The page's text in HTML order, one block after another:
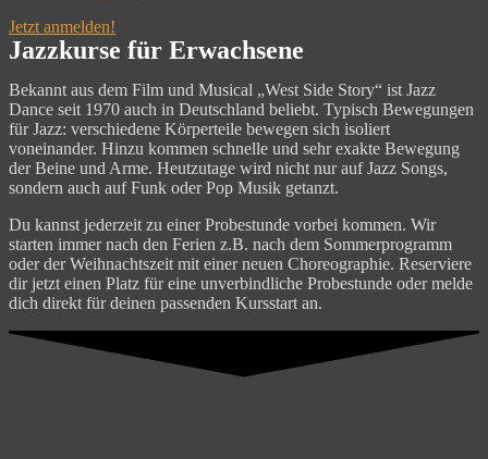
Jetzt anmelden!
Jazzkurse für Erwachsene
Bekannt aus dem Film und Musical „West Side Story“ ist Jazz
Dance seit 1970 auch in Deutschland beliebt. Typisch Bewegungen
für Jazz: verschiedene Körperteile bewegen sich isoliert
voneinander. Hinzu kommen schnelle und sehr exakte Bewegung
der Beine und Arme. Heutzutage wird nicht nur auf Jazz Songs,
sondern auch auf Funk oder Pop Musik getanzt.
Du kannst jederzeit zu einer Probestunde vorbei kommen. Wir
starten immer nach den Ferien z.B. nach dem Sommerprogramm
oder der Weihnachtszeit mit einer neuen Choreographie. Reserviere
dir jetzt einen Platz für eine unverbindliche Probestunde oder melde
dich direkt für deinen passenden Kursstart an.